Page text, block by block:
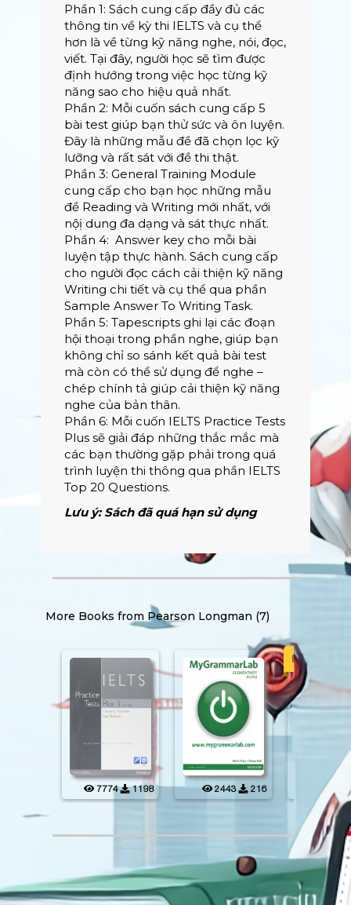
Phần 1: Sách cung cấp đầy đủ các
thông tin về kỳ thi IELTS và cụ thể
hơn là về từng kỹ năng nghe, nói, đọc,
viết. Tại đây, người học sẽ tìm được
định hướng trong việc học từng kỹ
năng sao cho hiệu quả nhất.
Phần 2: Mỗi cuốn sách cung cấp 5
bài test giúp bạn thử sức và ôn luyện.
Đây là những mẫu đề đã chọn lọc kỹ
lưỡng và rất sát với đề thi thật.
Phần 3: General Training Module
cung cấp cho bạn học những mẫu
đề Reading và Writing mới nhất, với
nộị dung đa dạng và sát thực nhất.
Phần 4: Answer key cho mỗi bài
luyện tập thực hành. Sách cung cấp
cho người đọc cách cải thiện kỹ năng
Writing chi tiết và cụ thể qua phần
Sample Answer To Writing Task.
Phần 5: Tapescripts ghi lại các đoạn
hội thoại trong phần nghe, giúp bạn
không chỉ so sánh kết quả bài test
mà còn có thể sử dụng để nghe –
chép chính tả giúp cải thiện kỹ năng
nghe của bản thân.
Phần 6: Mỗi cuốn IELTS Practice Tests
Plus sẽ giải đáp những thắc mắc mà
các bạn thường gặp phải trong quá
trình luyện thi thông qua phần IELTS
Top 20 Questions.
Lưu ý: Sách đã quá hạn sử dụng
More Books from Pearson Longman (7)
7774 1198 2443 216
PREMIUM
10141